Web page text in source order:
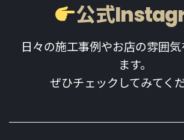
公式
日々の施工事例やお店の雰囲
ます。
ぜひチェックしてみてくだ